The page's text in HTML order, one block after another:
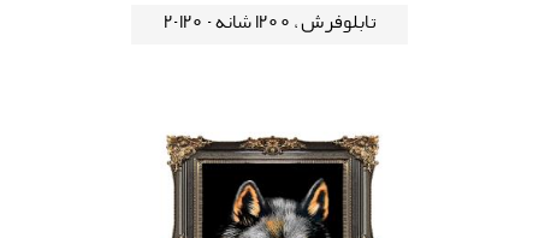
تابلوفرش ، 1200 شانه - 120-2